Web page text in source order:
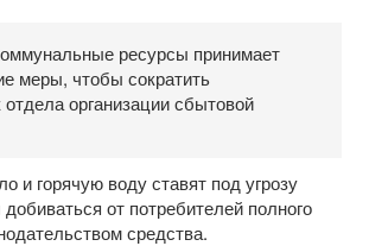
ресурсы принимает
меры, чтобы сократить
организации сбытовой
и горячую воду ставят под угрозу
от потребителей полного
средства.